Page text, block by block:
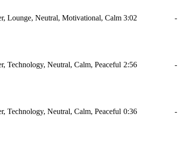
Lounge, Neutral, Motivational, Calm 3:02 -
Technology, Neutral, Calm, Peaceful 2:56 -
Technology, Neutral, Calm, Peaceful 0:36 -